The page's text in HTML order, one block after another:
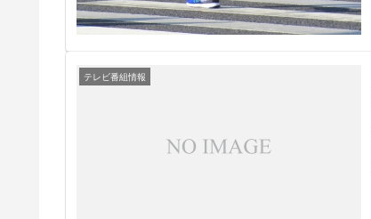
テレビ番組情報